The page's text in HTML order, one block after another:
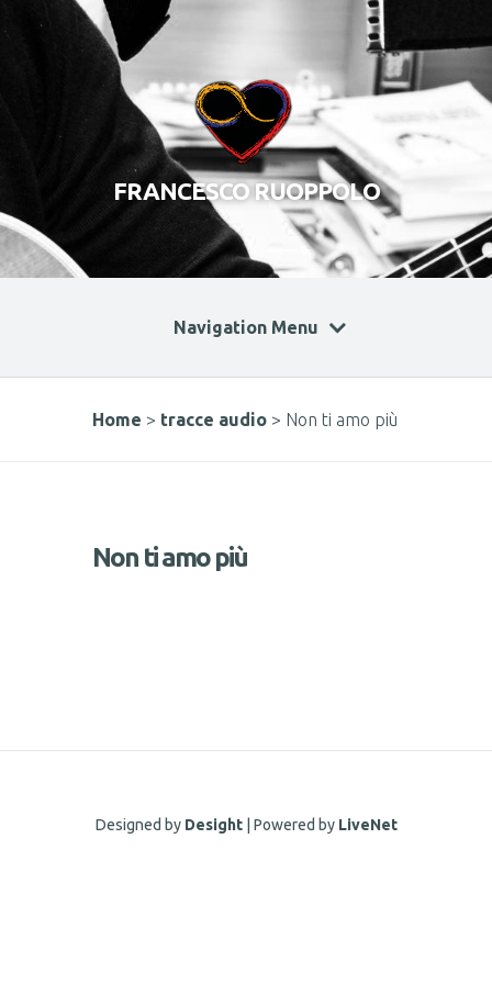
FRANCESCO RUOPPOLO
Navigation Menu
Home > tracce audio > Non ti amo più
Non ti amo più
Designed by Desight| Powered by LiveNet